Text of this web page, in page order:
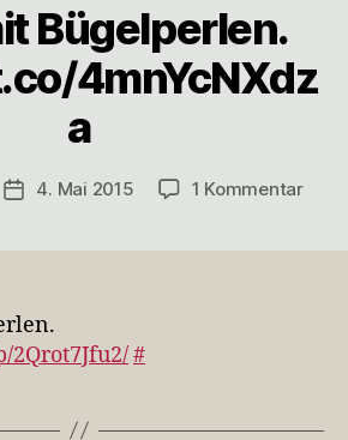
Bügelperlen.
4mnYcNXdz
a
Veröffentlichungsdatum
4. Mai 2015 1 Kommentarzu
2Qrot7Jfu2/#